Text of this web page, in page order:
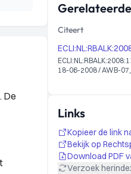
De
Citeert
18-06-2008 / AWB-
Links
Kopieer de link
Bekijk op
Download PDF
Verzoek